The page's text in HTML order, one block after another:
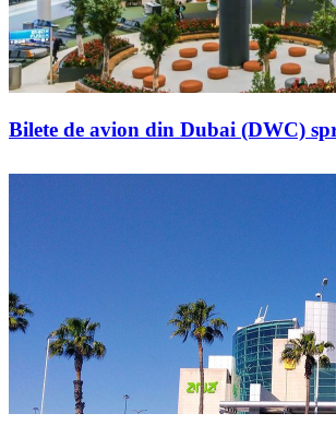
Bilete de avion din Dubai (DWC)